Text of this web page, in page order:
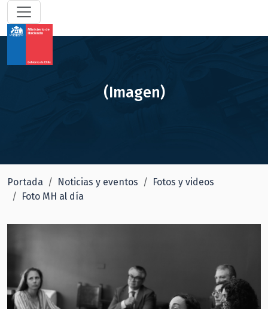
(Imagen)
Portada Noticias y eventos
Fotos y videos
Foto MH al día